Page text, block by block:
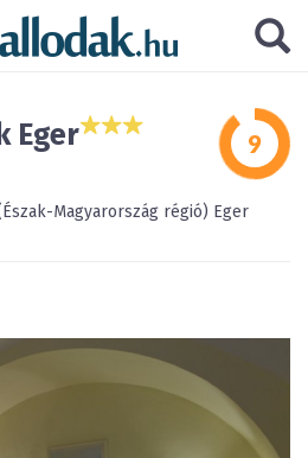
Eger
Magyarország régió) Eger